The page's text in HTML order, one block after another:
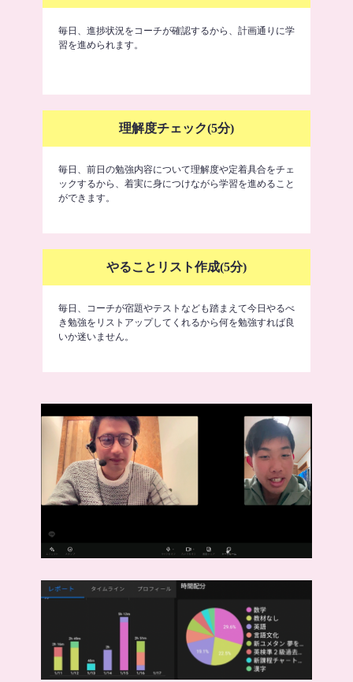
毎日、進捗状況をコーチが確認するから、計画通りに学
習を進められます。
理解度チェック(5分)
毎日、前日の勉強内容について理解度や定着具合をチェ
ックするから、着実に身につけながら学習を進めること
ができます。
やることリスト作成(5分)
毎日、コーチが宿題やテストなども踏まえて今日やるべ
き勉強をリストアップしてくれるから何を勉強すれば良
いか迷いません。